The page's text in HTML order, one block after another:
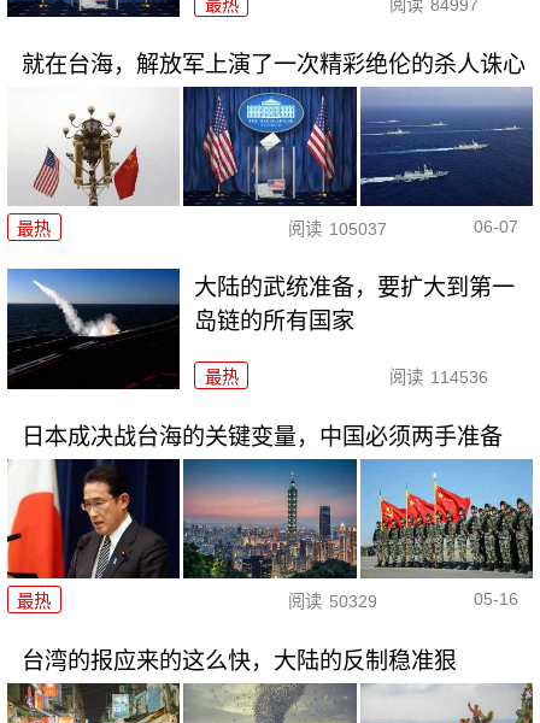
最热 阅读 84997
就在台海，解放军上演了一次精彩绝伦的杀人诛心
最热 阅读 105037 06-07
大陆的武统准备，要扩大到第一
岛链的所有国家
最热 阅读 114536
日本成决战台海的关键变量，中国必须两手准备
最热 阅读 50329 05-16
台湾的报应来的这么快，大陆的反制稳准狠